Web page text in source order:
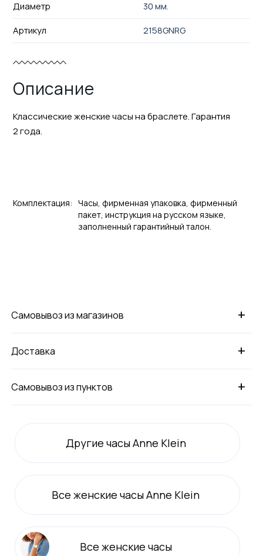
Диаметр
30 мм.
Артикул
2158GNRG
Описание
Классические женские часы на браслете. Гарантия
2 года.
Комплектация: Часы, фирменная упаковка, фирменный
пакет, инструкция на русском языке,
заполненный гарантийный талон.
+
Самовывоз из магазинов
+
Доставка
+
Самовывоз из пунктов
Другие часы Anne Klein
Всеженские часы Anne Klein
Все женские часы